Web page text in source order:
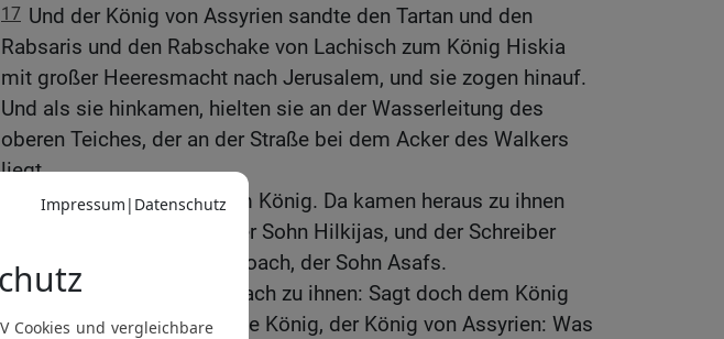
17 Und der König von Assyrien sandte den Tartan und den
Rabsaris und den Rabschake von Lachisch zum König Hiskia
mit großer Heeresmacht nach Jerusalem, und sie zogen hinauf.
Und als sie hinkamen, hielten sie an der Wasserleitung des
oberen Teiches, der an der Straße bei dem Acker des Walkers
liegt.
Und sie riefen nach dem König. Da kamen heraus zu ihnen
der Hofmeister Eljakim, der Sohn Hilkijas, und der Schreiber
Schebna und der Kanzler Joach, der Sohn Asafs.
19 Und der Rabschake sprach zu ihnen: Sagt doch dem König
Hiskia: So spricht der große König, der König von Assyrien: Was